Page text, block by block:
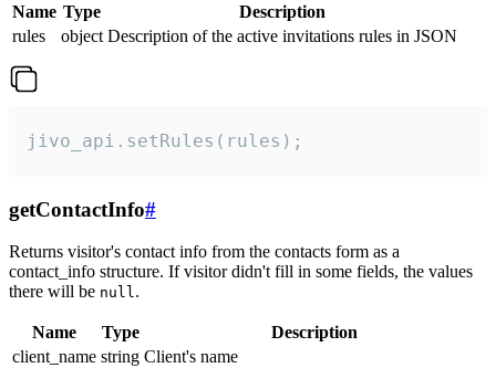
Name Type
Description
rules
object Description of the active invitations rules in JSON
jivo_api.setRules(rules);
getContactInfo#
Returns visitor's contact info from the contacts form as a
contact_info structure. If visitor didn't fill in some fields, the values
there will be null.
Name Type
Description
client_name string Client's name